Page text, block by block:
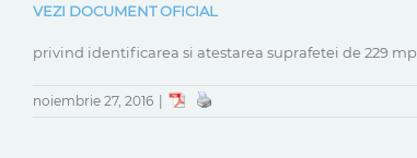
VEZI DOCUMENT OFICIAL
privind identificarea si atestarea suprafetei de 229
noiembrie 27, 2016